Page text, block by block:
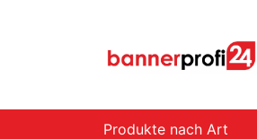
Produkte nach Art